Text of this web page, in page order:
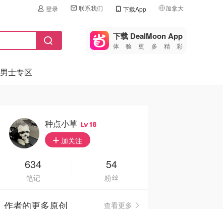
登录 联系我们 下载App 加拿大
🇺🇸
美国
🇨🇳中国
🇮🇹
🇦🇺
下载 DealMoon App
体验更多精彩
男士专区
种点小草 16
加关注
634
笔记
54
粉丝
作者的更多原创
查看更多